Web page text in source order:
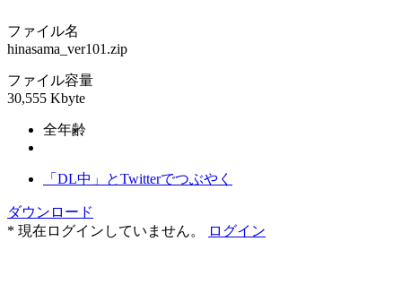
ファイル名
hinasama_ver101.zip
ファイル容量
30,555 Kbyte
全年齢
「DL中」とTwitterでつぶやく
ダウンロード
* 現在ログインしていません。
ログイン